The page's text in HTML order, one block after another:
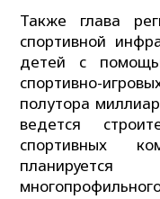
Также глава
спортивной
детей с
спортивно-
полутора
ведется
спортивных
планируется